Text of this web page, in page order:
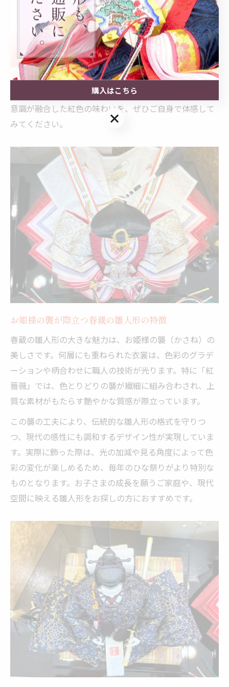
ています。
紅色の衣装は、家族の繁栄や幸福を願う意味も込められ
ており、初節句や贈り物としても高い人気があります。
泰玉スガ人形店で実際に手に取った方からは「写真より
も実物の紅色が美しい」「部屋に飾ると空間が華やぐ」
といった声が寄せられています。伝統の重みと現代の美
意識が融合した紅色の味わいを、ぜひご自身で体感して
みてください。
お姫様の襲が際立つ春蔵の雛人形の特徴
春蔵の雛人形の大きな魅力は、お姫様の襲（かさね）の
美しさです。何層にも重ねられた衣裳は、色彩のグラデ
ーションや柄合わせに職人の技術が光ります。特に「紅
薔薇」では、色とりどりの襲が繊細に組み合わされ、上
質な素材がもたらす艶やかな質感が際立っています。
この襲の工夫により、伝統的な雛人形の格式を守りつ
つ、現代の感性にも調和するデザイン性が実現していま
す。実際に飾った際は、光の加減や見る角度によって色
彩の変化が楽しめるため、毎年のひな祭りがより特別な
ものとなります。お子さまの成長を願うご家庭や、現代
空間に映える雛人形をお探しの方におすすめです。
購入はこちら
購入はこちら